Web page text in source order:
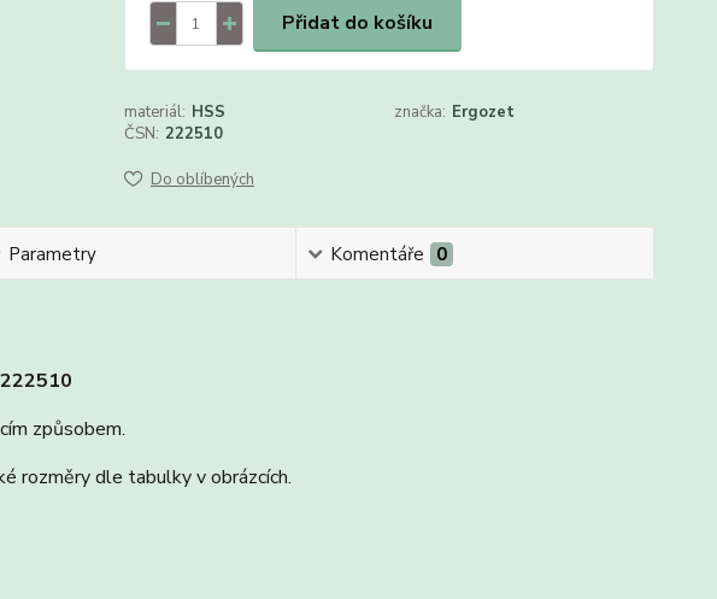
Přidat do košíku
materiál: HSS značka: Ergozet
ČSN: 222510
Do oblíbených
Parametry Komentáře 0
způsobem.
rozměry dle tabulky v obrázcích.